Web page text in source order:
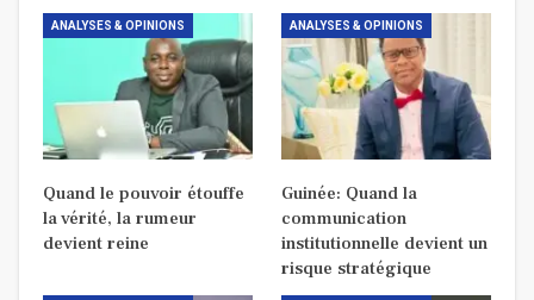
ANALYSES & OPINIONS
Quand le pouvoir étouffe
la vérité, la rumeur
devient reine
ANALYSES & OPINIONS
Guinée: Quand la
communication
institutionnelle devient un
risque stratégique